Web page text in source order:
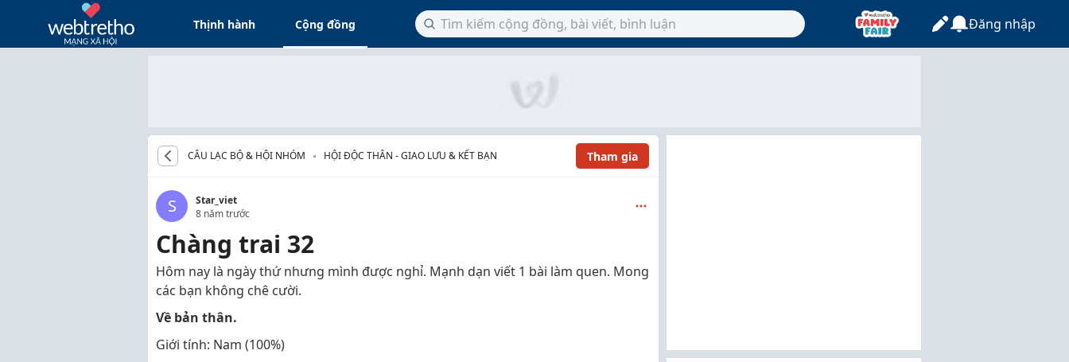
Thịnh hành Cộng đồng Đăng nhập
CÂU LẠC BỘ & HỘI NHÓM HỘI ĐỘC THÂN - GIAO LƯU & KẾT BẠN Tham gia
S
Star_viet
8 năm trước
Chàng trai 32
Hôm nay là ngày thứ nhưng mình được nghỉ. Mạnh dạn viết 1 bài làm quen. Mong
các bạn không chê cười.
Về bản thân.
Giới tính: Nam (100%)